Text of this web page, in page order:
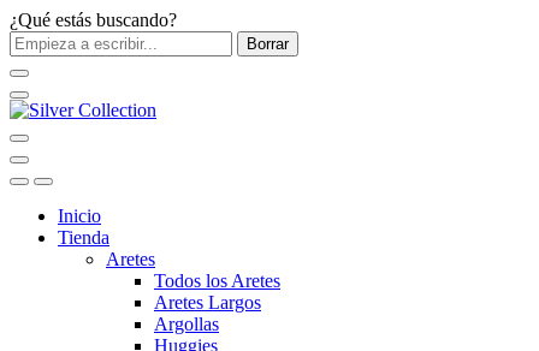
¿Qué estás buscando?
Borrar
Inicio
Tienda
Aretes
Todos los Aretes
Aretes Largos
Argollas
Huggies